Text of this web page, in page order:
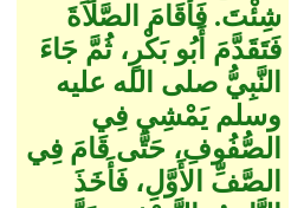
شِئْتَ‏.‏ فَأَقَامَ الصَّلاَةَ
فَتَقَدَّمَ أَبُو بَكْرٍ، ثُمَّ جَاءَ
النَّبِيُّ صلى الله عليه
وسلم يَمْشِي فِي
الصُّفُوفِ، حَتَّى قَامَ فِي
الصَّفِّ الأَوَّلِ، فَأَخَذَ